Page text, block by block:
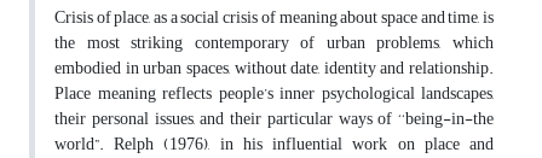
Crisis of place, as a social crisis of meaning about space and time, is
the most striking contemporary of urban problems, which
embodied in urban spaces, without date, identity and relationship.
Place meaning reflects people’s inner psychological landscapes,
their personal issues, and their particular ways of ‘‘being-in-the
world”. Relph (1976), in his influential work on place and